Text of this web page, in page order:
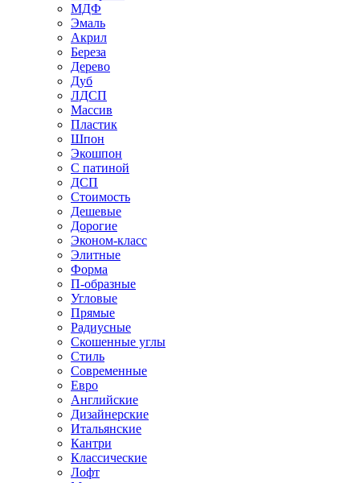
МДФ
Эмаль
Акрил
Береза
Дерево
Дуб
ЛДСП
Массив
Пластик
Шпон
Экошпон
С патиной
ДСП
Стоимость
Дешевые
Дорогие
Эконом-класс
Элитные
Форма
П-образные
Угловые
Прямые
Радиусные
Скошенные углы
Стиль
Современные
Евро
Английские
Дизайнерские
Итальянские
Кантри
Классические
Лофт